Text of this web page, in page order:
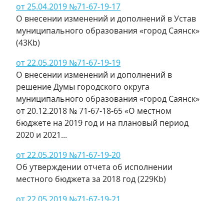
от 25.04.2019 №71-67-19-17
О внесении изменений и дополнений в Устав
муниципального образования «город Саянск»
(43Kb)
от 22.05.2019 №71-67-19-19
О внесении изменений и дополнений в
решение Думы городского округа
муниципального образования «город Саянск»
от 20.12.2018 № 71-67-18-65 «О местном
бюджете на 2019 год и на плановый период
2020 и 2021...
от 22.05.2019 №71-67-19-20
Об утверждении отчета об исполнении
местного бюджета за 2018 год (229Kb)